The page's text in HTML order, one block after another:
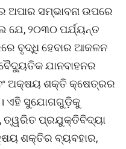
ସମ୍ଭାବନା ଉପରେ
ଯେ, ୨୦୩୦ ପର୍ଯ୍ୟନ୍ତ
ବୃଦ୍ଧି ହେବାର ଆକଳନ
ଯାନବାହନର
ଅକ୍ଷୟ ଶକ୍ତି କ୍ଷେତ୍ରର
। ଏହି ସୁଯୋଗଗୁଡ଼ିକୁ
ତ୍ୱରିତ ପ୍ରଯୁକ୍ତିବିଦ୍ୟା
ଶକ୍ତିର ବ୍ୟବହାର,